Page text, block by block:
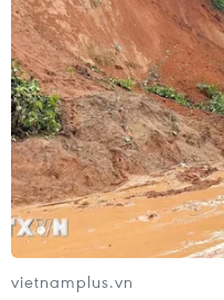
TIN LIÊN QUAN
vietnamplus.vn